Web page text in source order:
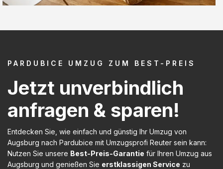
PARDUBICE UMZUG ZUM BEST-PREIS
Jetzt unverbindlich
anfragen & sparen!
Entdecken Sie, wie einfach und günstig Ihr Umzug von
Augsburg nach Pardubice mit Umzugsprofi Reuter sein kann:
Nutzen Sie unsere Best-Preis-Garantie für Ihren Umzug aus
Augsburg und genießen Sie erstklassigen Service zu